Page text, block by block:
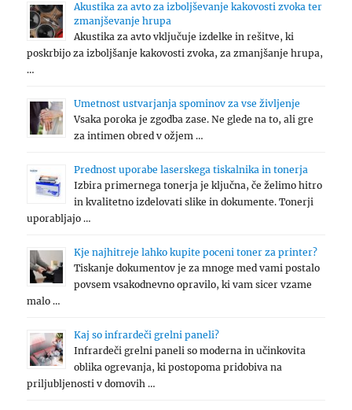
Akustika za avto za izboljševanje kakovosti zvoka ter
zmanjševanje hrupa
Akustika za avto vključuje izdelke in rešitve, ki
poskrbijo za izboljšanje kakovosti zvoka, za zmanjšanje hrupa,
…
Umetnost ustvarjanja spominov za vse življenje
Vsaka poroka je zgodba zase. Ne glede na to, ali gre
za intimen obred v ožjem …
Prednost uporabe laserskega tiskalnika in tonerja
Izbira primernega tonerja je ključna, če želimo hitro
in kvalitetno izdelovati slike in dokumente. Tonerji
uporabljajo …
Kje najhitreje lahko kupite poceni toner za printer?
Tiskanje dokumentov je za mnoge med vami postalo
povsem vsakodnevno opravilo, ki vam sicer vzame
malo …
Kaj so infrardeči grelni paneli?
Infrardeči grelni paneli so moderna in učinkovita
oblika ogrevanja, ki postopoma pridobiva na
priljubljenosti v domovih …